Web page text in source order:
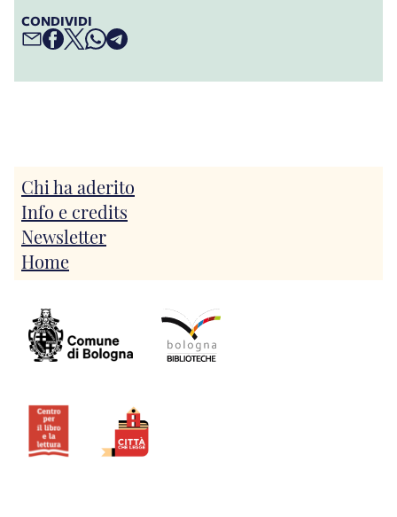
CONDIVIDI
Chi ha aderito
Info e credits
Newsletter
Home